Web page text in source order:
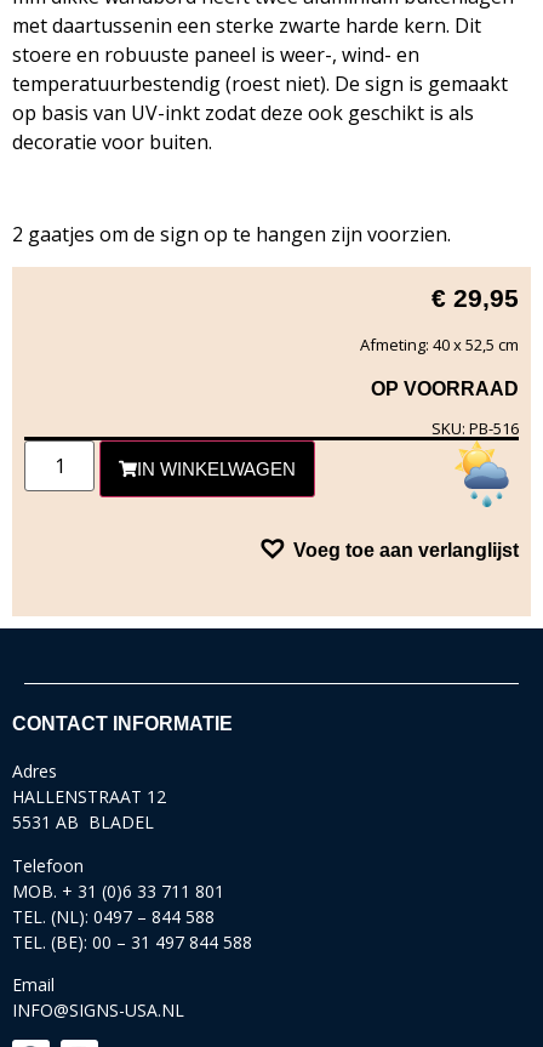
met daartussenin een sterke zwarte harde kern. Dit
stoere en robuuste paneel is weer-, wind- en
temperatuurbestendig (roest niet). De sign is gemaakt
op basis van UV-inkt zodat deze ook geschikt is als
decoratie voor buiten.
2 gaatjes om de sign op te hangen zijn voorzien.
€ 29,95
Afmeting: 40 x 52,5 cm
OP VOORRAAD
SKU: PB-516
IN WINKELWAGEN
Voeg toe aan verlanglijst
CONTACT INFORMATIE
Adres
HALLENSTRAAT 12
5531 AB BLADEL
Telefoon
MOB. + 31 (0)6 33 711 801
TEL. (NL): 0497 – 844 588
TEL. (BE): 00 – 31 497 844 588
Email
INFO@SIGNS-USA.NL